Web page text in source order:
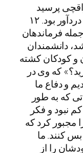
پرسید
«این روزها خیلی برای کشور شما دردآور بود. ۱۲
ایرانی از جمله فرماندهان
دانشمندان
و کودکان کشته
که وی در
و دفاع ما
که به طور
نبود و فکر
مجبور کرد که
کنند. ما
را از